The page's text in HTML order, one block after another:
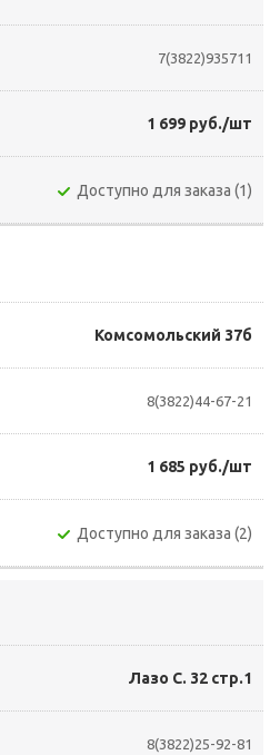
7(3822)935711
1 699 руб./шт
Доступно для заказа (1)
Комсомольский 37б
8(3822)44-67-21
1 685 руб./шт
Доступно для заказа (2)
Лазо С. 32 стр.1
8(3822)25-92-81